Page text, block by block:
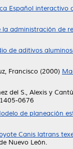
Español interactivo
la administración de
de aditivos
Francisco (2000)
del S., Alexis y
0676
de planeación
Canis latrans
Nuevo León.